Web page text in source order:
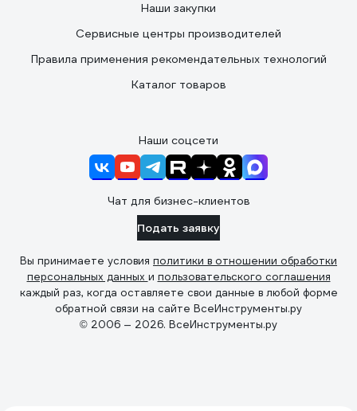
Наши закупки
Сервисные центры производителей
Правила применения рекомендательных технологий
Каталог товаров
Наши соцсети
Чат для бизнес-клиентов
Подать заявку
Вы принимаете условия политики в отношении обработки
персональных данных и пользовательского соглашения
каждый раз, когда оставляете свои данные в любой форме
обратной связи на сайте ВсеИнструменты.ру
© 2006 — 2026. ВсеИнструменты.ру